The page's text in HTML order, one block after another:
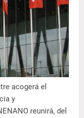
acogerá el
y
reunirá, del